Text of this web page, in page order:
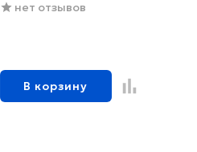
нет отзывов
В корзину